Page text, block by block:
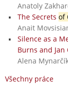
Anatoly
The Secrets of
Anait
Silence as a
Burns and Jan
Alena
Všechny práce